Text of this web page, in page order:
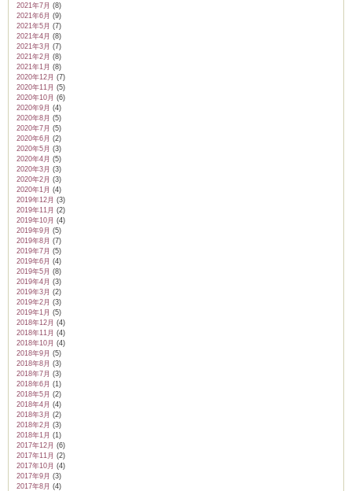
2021年7月 (8)
2021年6月 (9)
2021年5月 (7)
2021年4月 (8)
2021年3月 (7)
2021年2月 (8)
2021年1月 (8)
2020年12月 (7)
2020年11月 (5)
2020年10月 (6)
2020年9月 (4)
2020年8月 (5)
2020年7月 (5)
2020年6月 (2)
2020年5月 (3)
2020年4月 (5)
2020年3月 (3)
2020年2月 (3)
2020年1月 (4)
2019年12月 (3)
2019年11月 (2)
2019年10月 (4)
2019年9月 (5)
2019年8月 (7)
2019年7月 (5)
2019年6月 (4)
2019年5月 (8)
2019年4月 (3)
2019年3月 (2)
2019年2月 (3)
2019年1月 (5)
2018年12月 (4)
2018年11月 (4)
2018年10月 (4)
2018年9月 (5)
2018年8月 (3)
2018年7月 (3)
2018年6月 (1)
2018年5月 (2)
2018年4月 (4)
2018年3月 (2)
2018年2月 (3)
2018年1月 (1)
2017年12月 (6)
2017年11月 (2)
2017年10月 (4)
2017年9月 (3)
2017年8月 (4)